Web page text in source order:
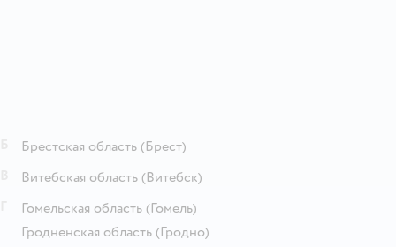
Брестская область (Брест)
Витебская область (Витебск)
Гомельская область (Гомель)
Гродненская область (Гродно)